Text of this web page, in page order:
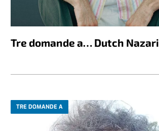
Tre domande a… Dutch Nazari
TRE DOMANDE A